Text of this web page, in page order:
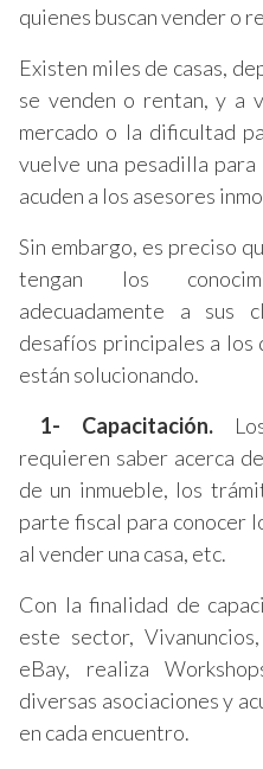
quienes buscan vender o
Existen miles de casas,
se venden o rentan, y a
mercado o la dificultad
vuelve una pesadilla
acuden a los asesores
Sin embargo, es preciso
tengan los
adecuadamente a sus
desafíos principales a los
están solucionando.
1- Capacitación.
requieren saber acerca
de un inmueble, los
parte fiscal para conocer
al vender una casa, etc.
Con la finalidad de
este sector,
eBay, realiza
diversas asociaciones y
en cada encuentro.